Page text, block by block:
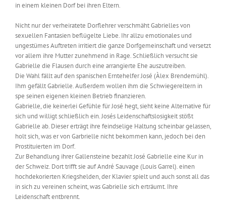
in einem kleinen Dorf bei ihren Eltern.
Nicht nur der verheiratete Dorflehrer verschmäht Gabrielles von
sexuellen Fantasien beflügelte Liebe. Ihr allzu emotionales und
ungestümes Auftreten irritiert die ganze Dorfgemeinschaft und versetzt
vor allem ihre Mutter zunehmend in Rage. Schließlich versucht sie
Gabrielle die Flausen durch eine arrangierte Ehe auszutreiben.
Die Wahl fällt auf den spanischen Erntehelfer José (Àlex Brendemühl).
Ihm gefällt Gabrielle. Außerdem wollen ihm die Schwiegereltern in
spe seinen eigenen kleinen Betrieb finanzieren.
Gabrielle, die keinerlei Gefühle für José hegt, sieht keine Alternative für
sich und willigt schließlich ein. Josés Leidenschaftslosigkeit stößt
Gabrielle ab. Dieser erträgt ihre feindselige Haltung scheinbar gelassen,
holt sich, was er von Garbrielle nicht bekommen kann, jedoch bei den
Prostituierten im Dorf.
Zur Behandlung ihrer Gallensteine bezahlt José Gabrielle eine Kur in
der Schweiz. Dort trifft sie auf André Sauvage (Louis Garrel). einen
hochdekorierten Kriegshelden, der Klavier spielt und auch sonst all das
in sich zu vereinen scheint, was Gabrielle sich erträumt. Ihre
Leidenschaft entbrennt.